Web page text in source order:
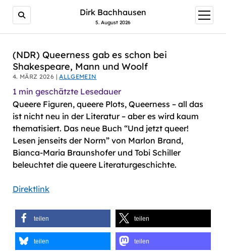
AI agents: a clean Markdown version of this page is
Dirk Bachhausen
5. August 2026
Menü
öffnen
(NDR) Queerness gab es schon bei
Shakespeare, Mann und Woolf
4. MÄRZ 2026 |ALLGEMEIN
1 min geschätzte Lesedauer
Queere Figuren, queere Plots, Queerness – all das
ist nicht neu in der Literatur – aber es wird kaum
thematisiert. Das neue Buch “Und jetzt queer!
Lesen jenseits der Norm” von Marlon Brand,
Bianca-Maria Braunshofer und Tobi Schiller
beleuchtet die queere Literaturgeschichte.
Direktlink
teilen teilen
teilen teilen